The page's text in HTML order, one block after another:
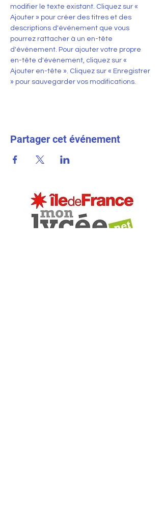
modifier le texte existant. Cliquez sur «
Ajouter » pour créer des titres et des
descriptions d'événement que vous
pourrez rattacher à un en-tête
d'événement. Pour ajouter votre propre
en-tête d'événement, cliquez sur «
Ajouter en-tête ». Cliquez sur « Enregistrer
» pour sauvegarder vos modifications.
Partager cet événement